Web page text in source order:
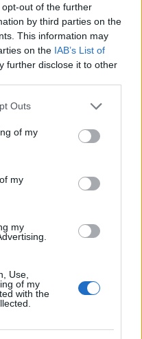
out of the further
by third parties on the
This information may
on the IAB’s List of
further disclose it to other
Outs
of my
my
my
Use,
of my
with the